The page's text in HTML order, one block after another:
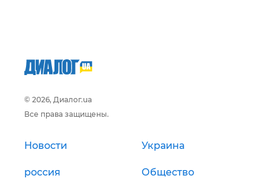
© 2026, Диалог.ua
Все права защищены.
Новости Украина
россия Общество